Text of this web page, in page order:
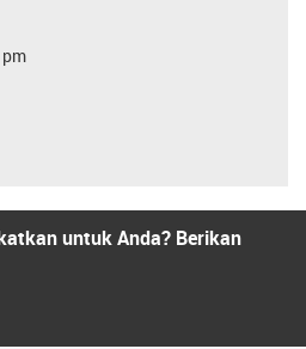
untuk Anda? Berikan